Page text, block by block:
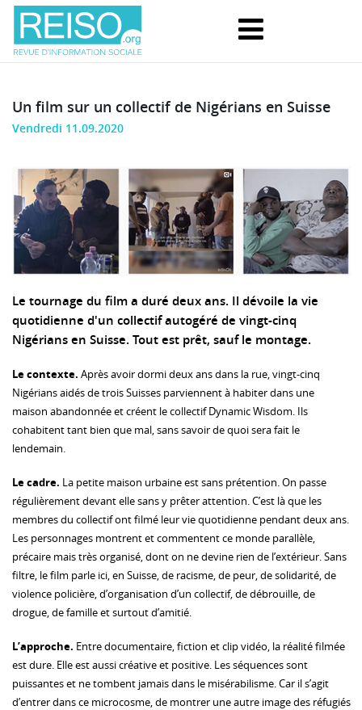
Un film sur un collectif de Nigérians en Suisse
Vendredi 11.09.2020
Le tournage du film a duré deux ans. Il dévoile la vie
quotidienne d'un collectif autogéré de vingt-cinq
Nigérians en Suisse. Tout est prêt, sauf le montage.
Le contexte. Après avoir dormi deux ans dans la rue, vingt-cinq
Nigérians aidés de trois Suisses parviennent à habiter dans une
maison abandonnée et créent le collectif Dynamic Wisdom. Ils
cohabitent tant bien que mal, sans savoir de quoi sera fait le
lendemain.
Le cadre. La petite maison urbaine est sans prétention. On passe
régulièrement devant elle sans y prêter attention. C’est là que les
membres du collectif ont filmé leur vie quotidienne pendant deux ans.
Les personnages montrent et commentent ce monde parallèle,
précaire mais très organisé, dont on ne devine rien de l’extérieur. Sans
filtre, le film parle ici, en Suisse, de racisme, de peur, de solidarité, de
violence policière, d’organisation d’un collectif, de débrouille, de
drogue, de famille et surtout d’amitié.
L’approche. Entre documentaire, fiction et clip vidéo, la réalité filmée
est dure. Elle est aussi créative et positive. Les séquences sont
puissantes et ne tombent jamais dans le misérabilisme. Car il s’agit
d’entrer dans ce microcosme, de montrer une autre image des réfugiés